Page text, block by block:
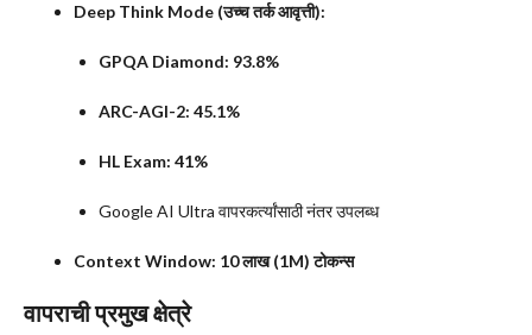
Deep Think Mode (उच्च तर्क आवृत्ती):
GPQA Diamond: 93.8%
ARC-AGI-2: 45.1%
HL Exam: 41%
Google AI Ultra वापरकर्त्यांसाठी नंतर उपलब्ध
Context Window: 10 लाख (1M) टोकन्स
वापराची प्रमुख क्षेत्रे